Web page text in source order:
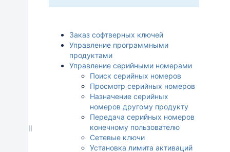
Заказ софтверных ключей
Управление программными
продуктами
Управление серийными номерами
Поиск серийных номеров
Просмотр серийных номеров
Назначение серийных
номеров другому продукту
Передача серийных номеров
конечному пользователю
Сетевые ключи
Установка лимита активаций